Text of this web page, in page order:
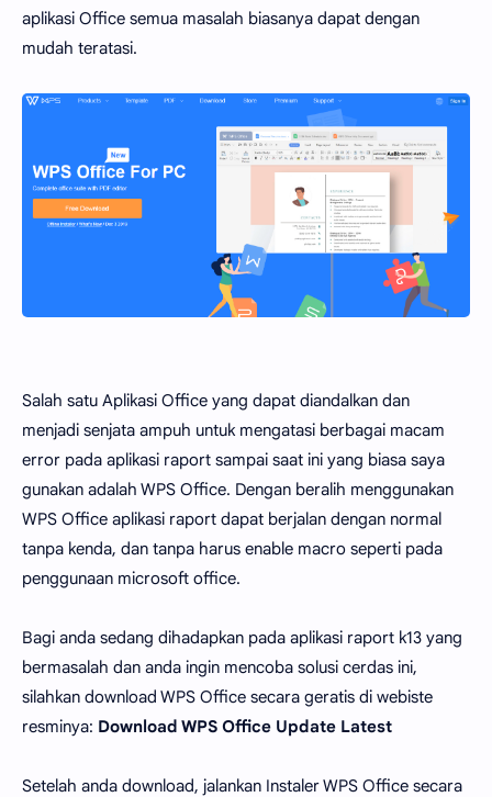
aplikasi Office semua masalah biasanya dapat dengan
mudah teratasi.
Salah satu Aplikasi Office yang dapat diandalkan dan
menjadi senjata ampuh untuk mengatasi berbagai macam
error pada aplikasi raport sampai saat ini yang biasa saya
gunakan adalah WPS Office. Dengan beralih menggunakan
WPS Office aplikasi raport dapat berjalan dengan normal
tanpa kenda, dan tanpa harus enable macro seperti pada
penggunaan microsoft office.
Bagi anda sedang dihadapkan pada aplikasi raport k13 yang
bermasalah dan anda ingin mencoba solusi cerdas ini,
silahkan download WPS Office secara geratis di webiste
resminya: Download WPS Office Update Latest
Setelah anda download, jalankan Instaler WPS Office secara